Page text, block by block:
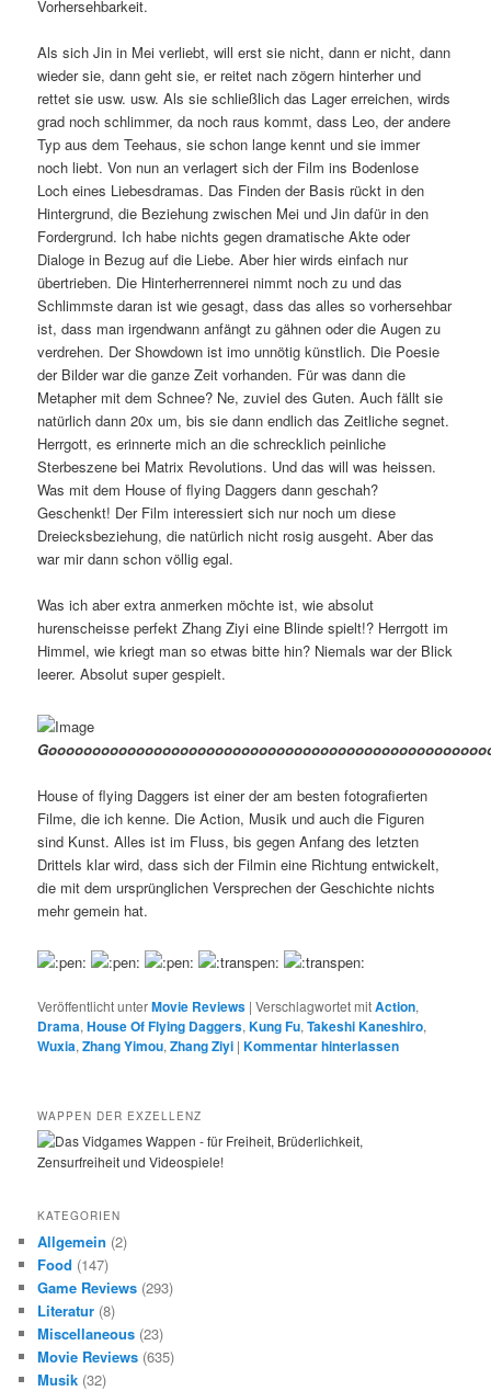
Vorhersehbarkeit.
Als sich Jin in Mei verliebt, will erst sie nicht, dann er nicht, dann
wieder sie, dann geht sie, er reitet nach zögern hinterher und
rettet sie usw. usw. Als sie schließlich das Lager erreichen, wirds
grad noch schlimmer, da noch raus kommt, dass Leo, der andere
Typ aus dem Teehaus, sie schon lange kennt und sie immer
noch liebt. Von nun an verlagert sich der Film ins Bodenlose
Loch eines Liebesdramas. Das Finden der Basis rückt in den
Hintergrund, die Beziehung zwischen Mei und Jin dafür in den
Fordergrund. Ich habe nichts gegen dramatische Akte oder
Dialoge in Bezug auf die Liebe. Aber hier wirds einfach nur
übertrieben. Die Hinterherrennerei nimmt noch zu und das
Schlimmste daran ist wie gesagt, dass das alles so vorhersehbar
ist, dass man irgendwann anfängt zu gähnen oder die Augen zu
verdrehen. Der Showdown ist imo unnötig künstlich. Die Poesie
der Bilder war die ganze Zeit vorhanden. Für was dann die
Metapher mit dem Schnee? Ne, zuviel des Guten. Auch fällt sie
natürlich dann 20x um, bis sie dann endlich das Zeitliche segnet.
Herrgott, es erinnerte mich an die schrecklich peinliche
Sterbeszene bei Matrix Revolutions. Und das will was heissen.
Was mit dem House of flying Daggers dann geschah?
Geschenkt! Der Film interessiert sich nur noch um diese
Dreiecksbeziehung, die natürlich nicht rosig ausgeht. Aber das
war mir dann schon völlig egal.
Was ich aber extra anmerken möchte ist, wie absolut
hurenscheisse perfekt Zhang Ziyi eine Blinde spielt!? Herrgott im
Himmel, wie kriegt man so etwas bitte hin? Niemals war der Blick
leerer. Absolut super gespielt.
House of flying Daggers ist einer der am besten fotografierten
Filme, die ich kenne. Die Action, Musik und auch die Figuren
sind Kunst. Alles ist im Fluss, bis gegen Anfang des letzten
Drittels klar wird, dass sich der Filmin eine Richtung entwickelt,
die mit dem ursprünglichen Versprechen der Geschichte nichts
mehr gemein hat.
Veröffentlicht unterMovie Reviews |Verschlagwortet mitAction,
Drama,House Of Flying Daggers,Kung Fu,Takeshi Kaneshiro,
Wuxia,Zhang Yimou,Zhang Ziyi |Kommentar hinterlassen
WAPPEN DER EXZELLENZ
KATEGORIEN
Allgemein (2)
Food (147)
Game Reviews (293)
Literatur (8)
Miscellaneous (23)
Movie Reviews (635)
Musik (32)